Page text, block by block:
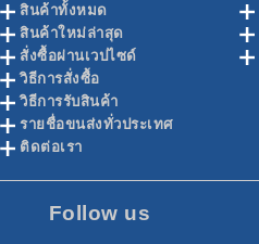
สินค้าทั้งหมด
สินค้าใหม่ล่าสุด
สั่งซื้อผ่านเวปไซด์
วิธีการสั่งซื้อ
วิธีการรับสินค้า
รายชื่อขนส่งทั่วประเทศ
ติดต่อเรา
Follow us